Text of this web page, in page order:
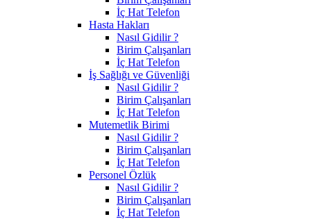
İç Hat Telefon
Hasta Hakları
Nasıl Gidilir ?
Birim Çalışanları
İç Hat Telefon
İş Sağlığı ve Güvenliği
Nasıl Gidilir ?
Birim Çalışanları
İç Hat Telefon
Mutemetlik Birimi
Nasıl Gidilir ?
Birim Çalışanları
İç Hat Telefon
Personel Özlük
Nasıl Gidilir ?
Birim Çalışanları
İç Hat Telefon